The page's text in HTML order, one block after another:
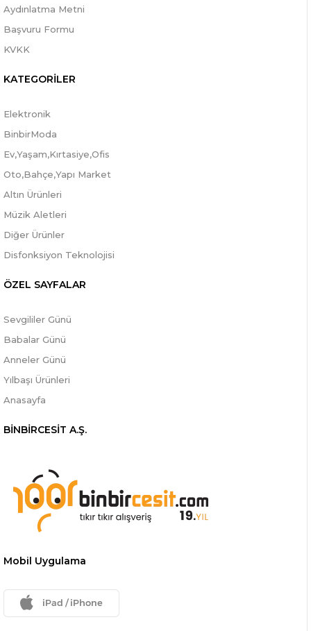
Aydınlatma Metni
Başvuru Formu
KVKK
KATEGORİLER
Elektronik
BinbirModa
Ev,Yaşam,Kırtasiye,Ofis
Oto,Bahçe,Yapı Market
Altın Ürünleri
Müzik Aletleri
Diğer Ürünler
Disfonksiyon Teknolojisi
ÖZEL SAYFALAR
Sevgililer Günü
Babalar Günü
Anneler Günü
Yılbaşı Ürünleri
Anasayfa
BİNBİRCESİT A.Ş.
Mobil Uygulama